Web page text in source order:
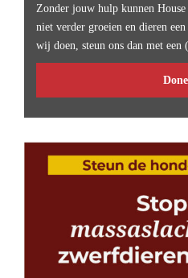
Zonder jouw hulp kunnen
niet verder groeien en dieren
wij doen, steun ons dan met een